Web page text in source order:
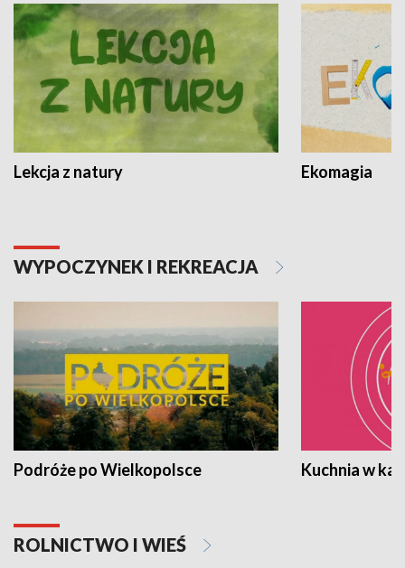
Lekcja z natury Ekomagia
WYPOCZYNEK I REKREACJA
Podróże po Wielkopolsce Kuchnia w
ROLNICTWO I WIEŚ